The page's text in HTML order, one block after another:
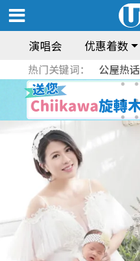
演唱会 优惠着数
热门关键词： 公屋热话